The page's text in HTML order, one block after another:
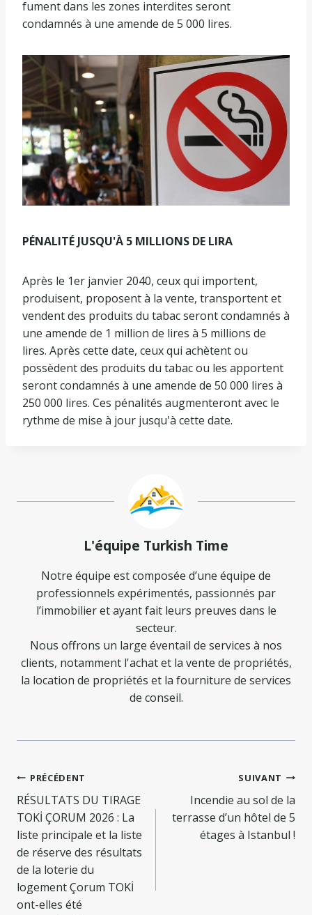
fument dans les zones interdites seront
condamnés à une amende de 5 000 lires.
PÉNALITÉ JUSQU'À 5 MILLIONS DE LIRA
Après le 1er janvier 2040, ceux qui importent,
produisent, proposent à la vente, transportent et
vendent des produits du tabac seront condamnés à
une amende de 1 million de lires à 5 millions de
lires. Après cette date, ceux qui achètent ou
possèdent des produits du tabac ou les apportent
seront condamnés à une amende de 50 000 lires à
250 000 lires. Ces pénalités augmenteront avec le
rythme de mise à jour jusqu'à cette date.
L'équipe Turkish Time
Notre équipe est composée d’une équipe de
professionnels expérimentés, passionnés par
l’immobilier et ayant fait leurs preuves dans le
secteur.
Nous offrons un large éventail de services à nos
clients, notamment l'achat et la vente de propriétés,
la location de propriétés et la fourniture de services
de conseil.
Navigation
de
l’article
PRÉCÉDENT
RÉSULTATS DU TIRAGE
TOKİ ÇORUM 2026 : La
liste principale et la liste
de réserve des résultats
de la loterie du
logement Çorum TOKİ
ont-elles été
SUIVANT
Incendie au sol de la
terrasse d’un hôtel de 5
étages à Istanbul !